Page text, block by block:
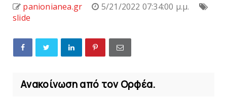
panionianea.gr
5/21/2022 07:34:00 μ.μ.
slide
Ανακοίνωση από τον Ορφέα.